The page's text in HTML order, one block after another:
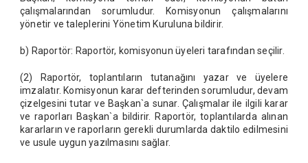
çalışmalarından sorumludur. Komisyonun çalışmalarını
yönetir ve taleplerini Yönetim Kuruluna bildirir.
b) Raportör: Raportör, komisyonun üyeleri tarafından seçilir.
(2) Raportör, toplantıların tutanağını yazar ve üyelere
imzalatır. Komisyonun karar defterinden sorumludur, devam
çizelgesini tutar ve Başkan`a sunar. Çalışmalar ile ilgili karar
ve raporları Başkan`a bildirir. Raportör, toplantılarda alınan
kararların ve raporların gerekli durumlarda daktilo edilmesini
ve usule uygun yazılmasını sağlar.